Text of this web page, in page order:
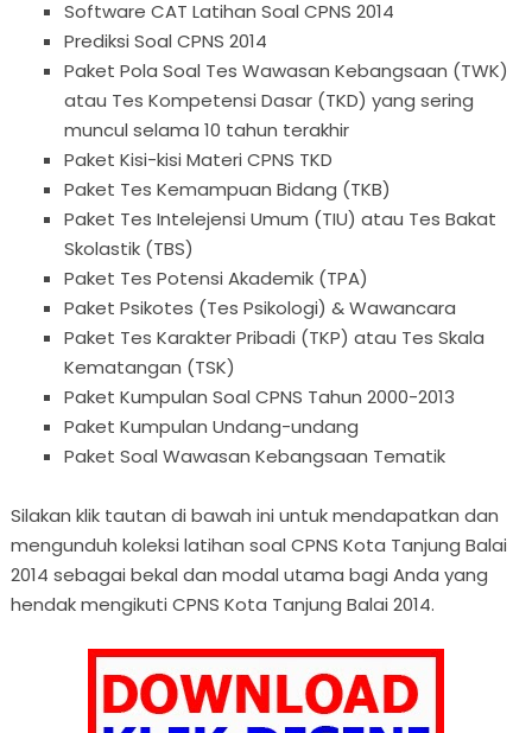
Software CAT Latihan Soal CPNS 2014
Prediksi Soal CPNS 2014
Paket Pola Soal Tes Wawasan Kebangsaan (TWK)
atau Tes Kompetensi Dasar (TKD) yang sering
muncul selama 10 tahun terakhir
Paket Kisi-kisi Materi CPNS TKD
Paket Tes Kemampuan Bidang (TKB)
Paket Tes Intelejensi Umum (TIU) atau Tes Bakat
Skolastik (TBS)
Paket Tes Potensi Akademik (TPA)
Paket Psikotes (Tes Psikologi) & Wawancara
Paket Tes Karakter Pribadi (TKP) atau Tes Skala
Kematangan (TSK)
Paket Kumpulan Soal CPNS Tahun 2000-2013
Paket Kumpulan Undang-undang
Paket Soal Wawasan Kebangsaan Tematik
Silakan klik tautan di bawah ini untuk mendapatkan dan
mengunduh koleksi latihan soal CPNS Kota Tanjung Balai
2014 sebagai bekal dan modal utama bagi Anda yang
hendak mengikuti CPNS Kota Tanjung Balai 2014.